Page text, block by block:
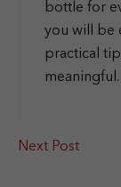
bottle for
you will be
practical
meaningful.
Next Post